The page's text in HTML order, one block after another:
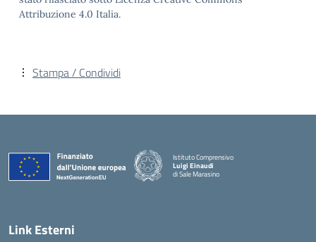
Attribuzione 4.0 Italia.
Stampa / Condividi
Istituto Comprensivo
Luigi Einaudi
di Sale Marasino
Link Esterni